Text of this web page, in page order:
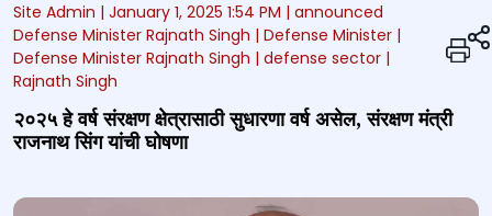
Site Admin | January 1, 2025 1:54 PM | announced
Defense Minister Rajnath Singh | Defense Minister |
Defense Minister Rajnath Singh | defense sector |
Rajnath Singh
२०२५ हे वर्ष संरक्षण क्षेत्रासाठी सुधारणा वर्ष असेल, संरक्षण मंत्री
राजनाथ सिंग यांची घोषणा